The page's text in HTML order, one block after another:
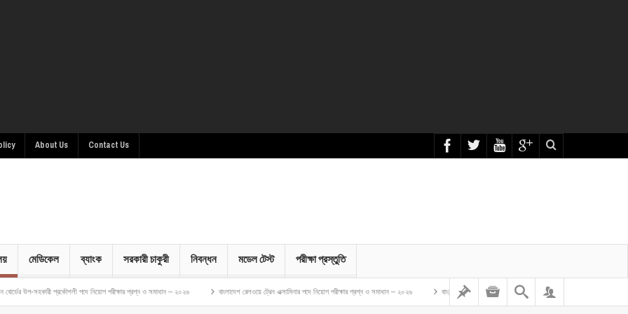
About Us Contact Us
মেডিকেল ব্যাংক সরকারী চাকুরী নিবন্ধন মডেল টেস্ট পরীক্ষা প্রস্তুতি
প্রকৌশলী পদে নিয়োগ পরীক্ষার প্রশ্ন ও সমাধান – ২০২৬ বাংলাদেশ রেলওয়ে ট্রেন এক্সামিনার পদে নিয়োগ পরীক্ষার প্রশ্ন ও সমাধান – ২০২৬ বাংলাদেশ গম ও ভুট্টা গবেষণা ইনস্টিটিউট এর অফিস সহকারী কাম কম্পিউটার মুদ্রাক্ষরিক